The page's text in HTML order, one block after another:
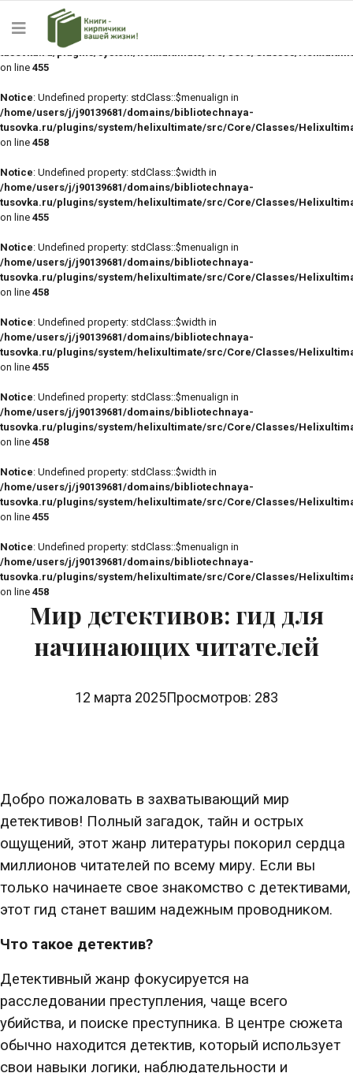
Notice
: Undefined property: stdClass::$width in
/home/users/j/j90139681/domains/bibliotechnaya-
tusovka.ru/plugins/system/helixultimate/src/Core/Classes/
on line 455
Notice: Undefined property: stdClass::$menualign in
/home/users/j/j90139681/domains/bibliotechnaya-
tusovka.ru/plugins/system/helixultimate/src/Core/Classes/
on line 458
Notice: Undefined property: stdClass::$width in
/home/users/j/j90139681/domains/bibliotechnaya-
tusovka.ru/plugins/system/helixultimate/src/Core/Classes/
on line 455
Notice: Undefined property: stdClass::$menualign in
/home/users/j/j90139681/domains/bibliotechnaya-
tusovka.ru/plugins/system/helixultimate/src/Core/Classes/
on line 458
Notice: Undefined property: stdClass::$width in
/home/users/j/j90139681/domains/bibliotechnaya-
tusovka.ru/plugins/system/helixultimate/src/Core/Classes/
on line 455
Notice: Undefined property: stdClass::$menualign in
/home/users/j/j90139681/domains/bibliotechnaya-
tusovka.ru/plugins/system/helixultimate/src/Core/Classes/
on line 458
Notice: Undefined property: stdClass::$width in
/home/users/j/j90139681/domains/bibliotechnaya-
tusovka.ru/plugins/system/helixultimate/src/Core/Classes/
on line 455
Notice: Undefined property: stdClass::$menualign in
/home/users/j/j90139681/domains/bibliotechnaya-
tusovka.ru/plugins/system/helixultimate/src/Core/Classes/
on line 458
Мир детективов: гид для
начинающих читателей
12 марта 2025Просмотров: 283
Добро пожаловать в захватывающий мир
детективов! Полный загадок, тайн и острых
ощущений, этот жанр литературы покорил сердца
миллионов читателей по всему миру. Если вы
только начинаете свое знакомство с детективами,
этот гид станет вашим надежным проводником.
Что такое детектив?
Детективный жанр фокусируется на
расследовании преступления, чаще всего
убийства, и поиске преступника. В центре сюжета
обычно находится детектив, который использует
свои навыки логики, наблюдательности и